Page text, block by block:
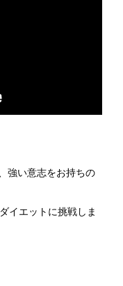
強い意志をお持ちの
イエットに挑戦しま